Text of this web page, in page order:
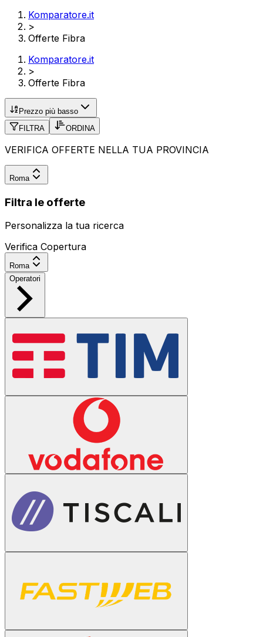
Komparatore.it
>
Offerte Fibra
Komparatore.it
>
Offerte Fibra
Prezzo più basso
FILTRA
ORDINA
VERIFICA OFFERTE NELLA TUA PROVINCIA
Roma
Filtra le offerte
Personalizza la tua ricerca
Verifica Copertura
Roma
Operatori